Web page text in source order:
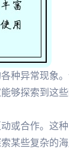
种异常现象
够探索到这
或合作。这
某些复杂的